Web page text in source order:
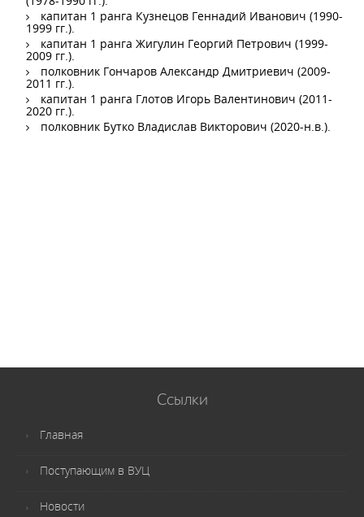
капитан 1 ранга Кузнецов Геннадий Иванович (1990-
1999 гг.).
капитан 1 ранга Жигулин Георгий Петрович (1999-
2009 гг.).
полковник Гончаров Александр Дмитриевич (2009-
2011 гг.).
капитан 1 ранга Глотов Игорь Валентинович (2011-
2020 гг.).
полковник Бутко Владислав Викторович (2020-н.в.).
Ссылки
Главная
Поступающим в ВУЦ
Новости